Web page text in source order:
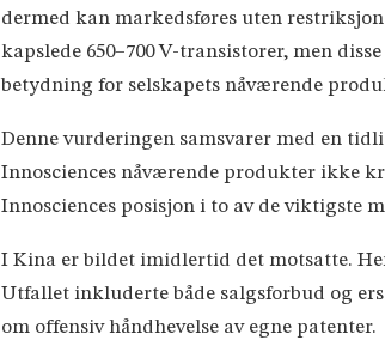
dermed kan markedsføres uten
kapslede 650–700 V-transistorer, men
betydning for selskapets nåværende
Denne vurderingen samsvarer med en
Innosciences nåværende produkter ikke
Innosciences posisjon i to av de viktigste
I Kina er bildet imidlertid det motsatte.
Utfallet inkluderte både salgsforbud og
om offensiv håndhevelse av egne patenter.